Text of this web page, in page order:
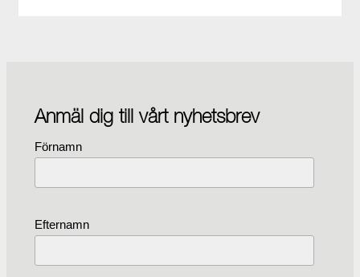
Anmäl dig till vårt nyhetsbrev
Förnamn
Efternamn